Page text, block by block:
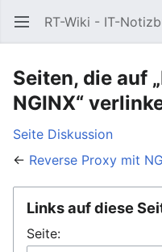
Hauptmenü öffnen RT-Wiki - IT-
Seiten, die auf
NGINX“
Seite Diskussion
← Reverse Proxy mit
Links auf diese
Seite: